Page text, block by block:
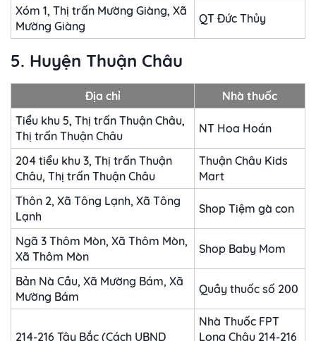
Xóm 1, Thị trấn Mường Giàng, Xã
Mường Giàng
QT Đức Thủy
5. Huyện Thuận Châu
Địa chỉ
Nhà thuốc
Tiểu khu 5, Thị trấn Thuận Châu,
Thị trấn Thuận Châu
NT Hoa Hoán
204 tiểu khu 3, Thị trấn Thuận
Châu, Thị trấn Thuận Châu
Thuận Châu Kids
Mart
Thôn 2, Xã Tông Lạnh, Xã Tông
Lạnh
Shop Tiệm gà con
Ngã 3 Thôm Mòn, Xã Thôm Mòn,
Xã Thôm Mòn
Shop Baby Mom
Bản Nà Cầu, Xã Mường Bám, Xã
Mường Bám
Quầy thuốc số 200
214-216 Tây Bắc (Cách UBND
Nhà Thuốc FPT
Long Châu 214-216